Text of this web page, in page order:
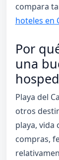
compara
hoteles en
Por
una
Playa del
otros
playa, vida
compras,